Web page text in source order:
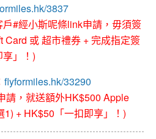
3837
#經小斯呢條link申請，毋須簽
Card 或 超市禮券 + 完成指定簽
」！)
flyformiles.hk/33290
請，就送額外HK$500 Apple
1) + HK$50「一扣即享」！)